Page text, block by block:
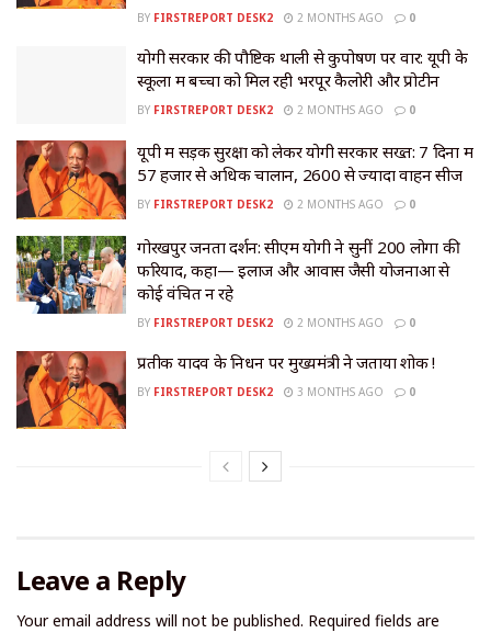
BY FIRSTREPORT DESK2 2 MONTHS AGO 0
योगी सरकार की पौष्टिक थाली से कुपोषण पर वार: यूपी के
स्कूलों में बच्चों को मिल रही भरपूर कैलोरी और प्रोटीन
BY FIRSTREPORT DESK2 2 MONTHS AGO 0
यूपी में सड़क सुरक्षा को लेकर योगी सरकार सख्त: 7 दिनों में
57 हजार से अधिक चालान, 2600 से ज्यादा वाहन सीज
BY FIRSTREPORT DESK2 2 MONTHS AGO 0
गोरखपुर जनता दर्शन: सीएम योगी ने सुनीं 200 लोगों की
फरियाद, कहा— इलाज और आवास जैसी योजनाओं से
कोई वंचित न रहे
BY FIRSTREPORT DESK2 2 MONTHS AGO 0
प्रतीक यादव के निधन पर मुख्यमंत्री ने जताया शोक !
BY FIRSTREPORT DESK2 3 MONTHS AGO 0
Leave a Reply
Your email address will not be published. Required fields are